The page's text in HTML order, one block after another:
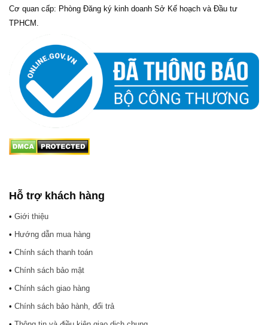
Cơ quan cấp: Phòng Đăng ký kinh doanh Sở Kế hoạch và Đầu tư
TPHCM.
Hỗ trợ khách hàng
• Giới thiệu
• Hướng dẫn mua hàng
• Chính sách thanh toán
• Chính sách bảo mật
• Chính sách giao hàng
• Chính sách bảo hành, đổi trả